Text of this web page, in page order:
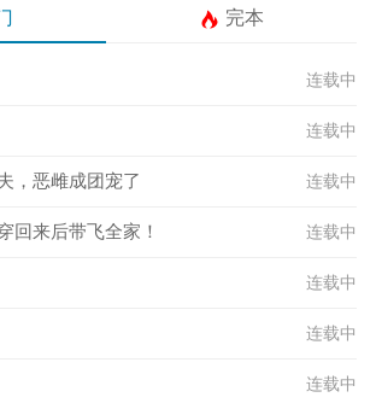
完本
连载中
连载中
，恶雌成团宠了 连载中
回来后带飞全家！ 连载中
连载中
连载中
连载中